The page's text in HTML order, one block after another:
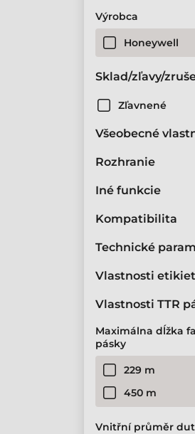
Výrobca
Honeywell
Sklad/zľavy/
Zľavnené
Všeobecné
Rozhranie
Iné funkcie
Kompatibilita
Technické
Vlastnosti etikiet
Vlastnosti TTR
Maximálna dĺžka
pásky
229 m
450 m
Vnitřní průměr